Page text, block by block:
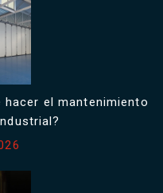
hacer el mantenimiento